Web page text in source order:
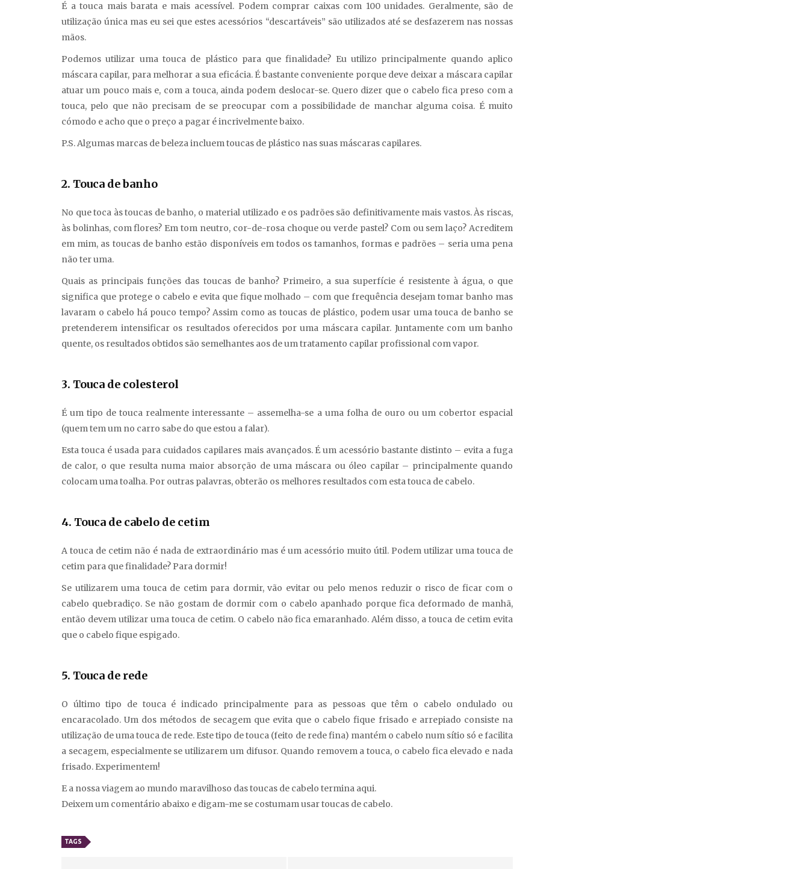
É a touca mais barata e mais acessível. Podem comprar caixas com 100 unidades. Geralmente, são de
utilização única mas eu sei que estes acessórios “descartáveis” são utilizados até se desfazerem nas nossas
mãos.
Podemos utilizar uma touca de plástico para que finalidade? Eu utilizo principalmente quando aplico
máscara capilar, para melhorar a sua eficácia. É bastante conveniente porque deve deixar a máscara capilar
atuar um pouco mais e, com a touca, ainda podem deslocar-se. Quero dizer que o cabelo fica preso com a
touca, pelo que não precisam de se preocupar com a possibilidade de manchar alguma coisa. É muito
cómodo e acho que o preço a pagar é incrivelmente baixo.
P.S. Algumas marcas de beleza incluem toucas de plástico nas suas máscaras capilares.
2. Touca de banho
No que toca às toucas de banho, o material utilizado e os padrões são definitivamente mais vastos. Às riscas,
às bolinhas, com flores? Em tom neutro, cor-de-rosa choque ou verde pastel? Com ou sem laço? Acreditem
em mim, as toucas de banho estão disponíveis em todos os tamanhos, formas e padrões – seria uma pena
não ter uma.
Quais as principais funções das toucas de banho? Primeiro, a sua superfície é resistente à água, o que
significa que protege o cabelo e evita que fique molhado – com que frequência desejam tomar banho mas
lavaram o cabelo há pouco tempo? Assim como as toucas de plástico, podem usar uma touca de banho se
pretenderem intensificar os resultados oferecidos por uma máscara capilar. Juntamente com um banho
quente, os resultados obtidos são semelhantes aos de um tratamento capilar profissional com vapor.
3. Touca de colesterol
É um tipo de touca realmente interessante – assemelha-se a uma folha de ouro ou um cobertor espacial
(quem tem um no carro sabe do que estou a falar).
Esta touca é usada para cuidados capilares mais avançados. É um acessório bastante distinto – evita a fuga
de calor, o que resulta numa maior absorção de uma máscara ou óleo capilar – principalmente quando
colocam uma toalha. Por outras palavras, obterão os melhores resultados com esta touca de cabelo.
4. Touca de cabelo de cetim
A touca de cetim não é nada de extraordinário mas é um acessório muito útil. Podem utilizar uma touca de
cetim para que finalidade? Para dormir!
Se utilizarem uma touca de cetim para dormir, vão evitar ou pelo menos reduzir o risco de ficar com o
cabelo quebradiço. Se não gostam de dormir com o cabelo apanhado porque fica deformado de manhã,
então devem utilizar uma touca de cetim. O cabelo não fica emaranhado. Além disso, a touca de cetim evita
que o cabelo fique espigado.
5. Touca de rede
O último tipo de touca é indicado principalmente para as pessoas que têm o cabelo ondulado ou
encaracolado. Um dos métodos de secagem que evita que o cabelo fique frisado e arrepiado consiste na
utilização de uma touca de rede. Este tipo de touca (feito de rede fina) mantém o cabelo num sítio só e facilita
a secagem, especialmente se utilizarem um difusor. Quando removem a touca, o cabelo fica elevado e nada
frisado. Experimentem!
E a nossa viagem ao mundo maravilhoso das toucas de cabelo termina aqui.
Deixem um comentário abaixo e digam-me se costumam usar toucas de cabelo.
TAGS